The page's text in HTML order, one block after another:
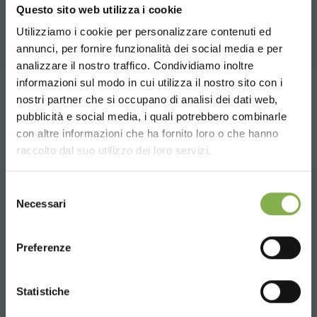
Questo sito web utilizza i cookie
Utilizziamo i cookie per personalizzare contenuti ed
annunci, per fornire funzionalità dei social media e per
analizzare il nostro traffico. Condividiamo inoltre
informazioni sul modo in cui utilizza il nostro sito con i
nostri partner che si occupano di analisi dei dati web,
pubblicità e social media, i quali potrebbero combinarle
con altre informazioni che ha fornito loro o che hanno
raccolto dal suo utilizzo dei loro servizi.
delNecessari
Preferenze
Statistiche
Una selección de los mejores productos a la
venta en orlandelli.it
compartir
Choose the country you are in and your
language for a better browsing experience
DESCARGAR
FICHA TÉCNICA
para descargar la ficha